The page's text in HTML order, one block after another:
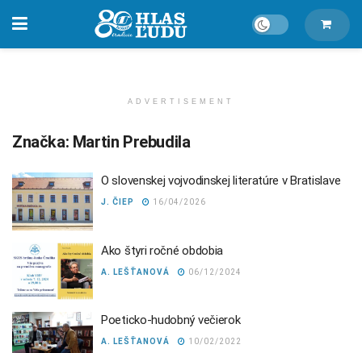
ADVERTISEMENT
Značka: Martin Prebudila
O slovenskej vojvodinskej literatúre v Bratislave
J. ČIEP 16/04/2026
Ako štyri ročné obdobia
A. LEŠŤANOVÁ 06/12/2024
Poeticko-hudobný večierok
A. LEŠŤANOVÁ 10/02/2022